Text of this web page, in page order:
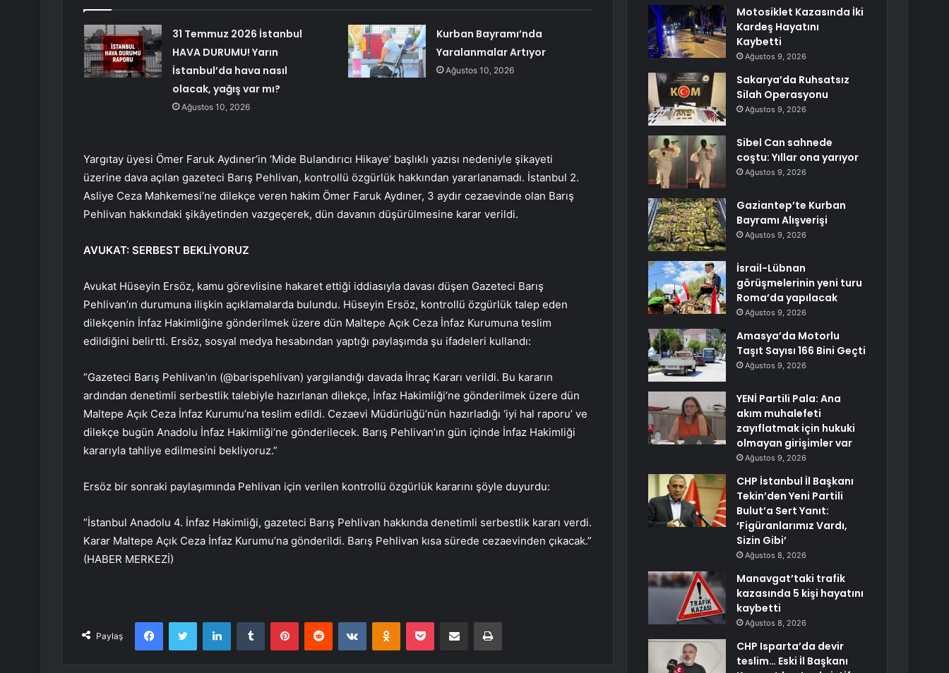
31 Temmuz 2026 İstanbul
HAVA DURUMU! Yarın
İstanbul’da hava nasıl
olacak, yağış var mı?
Ağustos 10, 2026
Kurban Bayramı’nda
Yaralanmalar Artıyor
Ağustos 10, 2026
Yargıtay üyesi Ömer Faruk Aydıner’in ‘Mide Bulandırıcı Hikaye’ başlıklı yazısı nedeniyle şikayeti
üzerine dava açılan gazeteci Barış Pehlivan, kontrollü özgürlük hakkından yararlanamadı. İstanbul 2.
Asliye Ceza Mahkemesi’ne dilekçe veren hakim Ömer Faruk Aydıner, 3 aydır cezaevinde olan Barış
Pehlivan hakkındaki şikâyetinden vazgeçerek, dün davanın düşürülmesine karar verildi.
AVUKAT: SERBEST BEKLİYORUZ
Avukat Hüseyin Ersöz, kamu görevlisine hakaret ettiği iddiasıyla davası düşen Gazeteci Barış
Pehlivan’ın durumuna ilişkin açıklamalarda bulundu. Hüseyin Ersöz, kontrollü özgürlük talep eden
dilekçenin İnfaz Hakimliğine gönderilmek üzere dün Maltepe Açık Ceza İnfaz Kurumuna teslim
edildiğini belirtti. Ersöz, sosyal medya hesabından yaptığı paylaşımda şu ifadeleri kullandı:
“Gazeteci Barış Pehlivan’ın (@barispehlivan) yargılandığı davada İhraç Kararı verildi. Bu kararın
ardından denetimli serbestlik talebiyle hazırlanan dilekçe, İnfaz Hakimliği’ne gönderilmek üzere dün
Maltepe Açık Ceza İnfaz Kurumu’na teslim edildi. Cezaevi Müdürlüğü’nün hazırladığı ‘iyi hal raporu’ ve
dilekçe bugün Anadolu İnfaz Hakimliği’ne gönderilecek. Barış Pehlivan’ın gün içinde İnfaz Hakimliği
kararıyla tahliye edilmesini bekliyoruz.”
Ersöz bir sonraki paylaşımında Pehlivan için verilen kontrollü özgürlük kararını şöyle duyurdu:
“İstanbul Anadolu 4. İnfaz Hakimliği, gazeteci Barış Pehlivan hakkında denetimli serbestlik kararı verdi.
Karar Maltepe Açık Ceza İnfaz Kurumu’na gönderildi. Barış Pehlivan kısa sürede cezaevinden çıkacak.”
(HABER MERKEZİ)
Paylaş
FacebookTwitter LinkedInTumblr PinterestReddit VKontakteOdnoklassniki
Pocket E-Posta ile paylaş Yazdır
Motosiklet Kazasında İki
Kardeş Hayatını
Kaybetti
Ağustos 9, 2026
Sakarya’da Ruhsatsız
Silah Operasyonu
Ağustos 9, 2026
Sibel Can sahnede
coştu: Yıllar ona yarıyor
Ağustos 9, 2026
Gaziantep’te Kurban
Bayramı Alışverişi
Ağustos 9, 2026
İsrail-Lübnan
görüşmelerinin yeni turu
Roma’da yapılacak
Ağustos 9, 2026
Amasya’da Motorlu
Taşıt Sayısı 166 Bini Geçti
Ağustos 9, 2026
YENİ Partili Pala: Ana
akım muhalefeti
zayıflatmak için hukuki
olmayan girişimler var
Ağustos 9, 2026
CHP İstanbul İl Başkanı
Tekin’den Yeni Partili
Bulut’a Sert Yanıt:
‘Figüranlarımız Vardı,
Sizin Gibi’
Ağustos 8, 2026
Manavgat’taki trafik
kazasında 5 kişi hayatını
kaybetti
Ağustos 8, 2026
CHP Isparta’da devir
teslim… Eski İl Başkanı